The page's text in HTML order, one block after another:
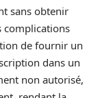
sans obtenir
complications
de fournir un
dans un
non autorisé,